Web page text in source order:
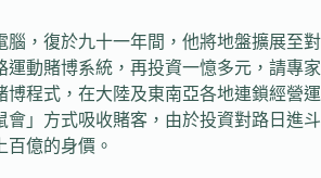
，復於九十一年間，他將地盤擴展至對
運動賭博系統，再投資一憶多元，請專家
博程式，在大陸及東南亞各地連鎖經營運
會」方式吸收賭客，由於投資對路日進斗
百億的身價。